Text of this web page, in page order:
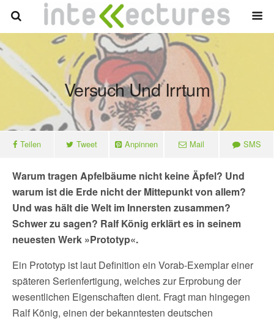
Versuch Und Irrtum
Teilen Tweet Anpinnen Mail SMS
Warum tragen Apfelbäume nicht keine Äpfel? Und
warum ist die Erde nicht der Mittepunkt von allem?
Und was hält die Welt im Innersten zusammen?
Schwer zu sagen? Ralf König erklärt es in seinem
neuesten Werk »Prototyp«.
Ein Prototyp ist laut Definition ein Vorab-Exemplar einer
späteren Serienfertigung, welches zur Erprobung der
wesentlichen Eigenschaften dient. Fragt man hingegen
Ralf König, einen der bekanntesten deutschen